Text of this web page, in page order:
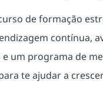
de formação
contínua,
e um programa de
te ajudar a